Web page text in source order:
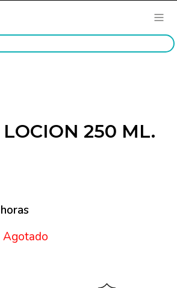
250 ML.
horas
Agotado